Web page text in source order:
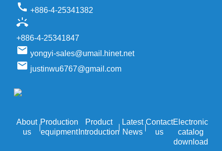
call +886-4-25341382
ring_volume
+886-4-25341847
email yongyi-sales@umail.hinet.net
email justinwu6767@gmail.com
About
us
Production
equipment
Product
Introduction
Latest
News
Contact
us
Electronic
catalog
download